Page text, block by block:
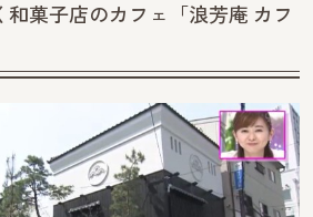
菓子店のカフェ「浪芳庵 カフ